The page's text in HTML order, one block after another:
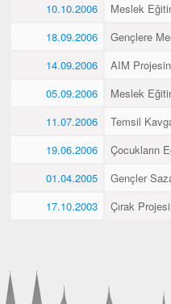
10.10.2006
Meslek
18.09.2006
Gençlere
14.09.2006
AIM
05.09.2006
Meslek
11.07.2006
Temsil
19.06.2006
Çocukların
01.04.2005
Gençler
17.10.2003
Çırak